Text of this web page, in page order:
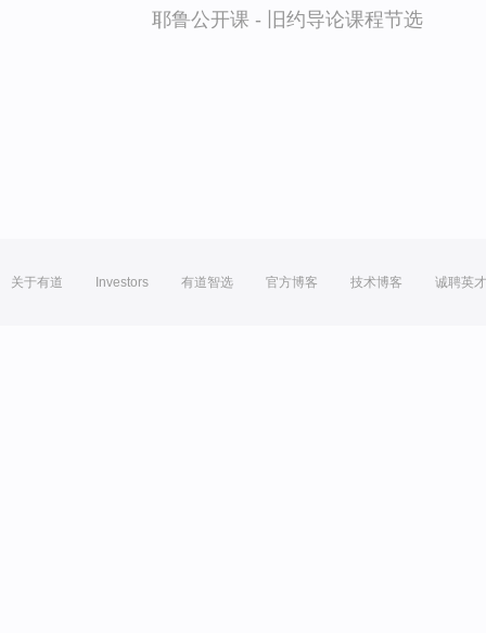
耶鲁公开课 - 旧约导论课程节选
关于有道 Investors 有道智选 官方博客 技术博客 诚聘英才